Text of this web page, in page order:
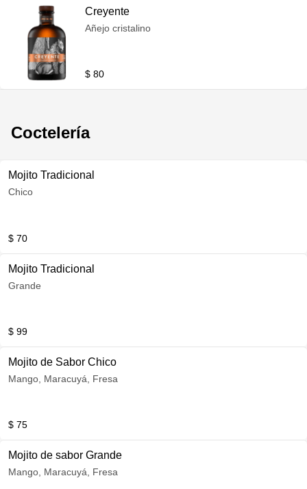
Creyente
Añejo cristalino
$ 80
Coctelería
Mojito Tradicional
Chico
$ 70
Mojito Tradicional
Grande
$ 99
Mojito de Sabor Chico
Mango, Maracuyá, Fresa
$ 75
Mojito de sabor Grande
Mango, Maracuyá, Fresa